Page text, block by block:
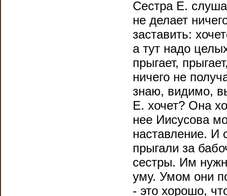
Сестра Е.
не делает
заставить:
а тут надо
прыгает,
ничего не
знаю, видимо,
Е. хочет? Она
нее Иисусова
наставление. И
прыгали за
сестры. Им
уму. Умом они
- это хорошо,